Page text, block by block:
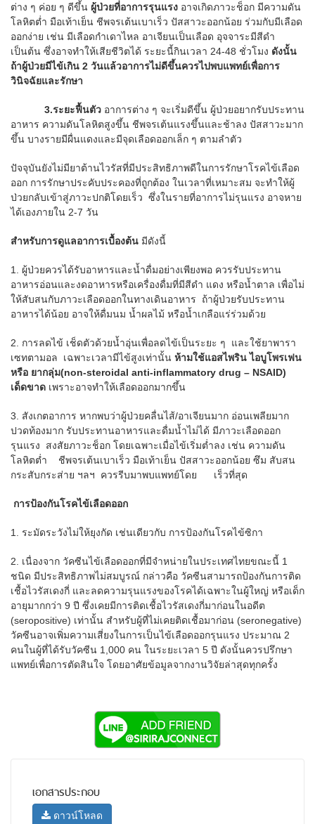
ต่าง ๆ ค่อย ๆ ดีขึ้น ผู้ป่วยที่อาการรุนแรง อาจเกิดภาวะช็อก มีความดัน
โลหิตต่ำ มือเท้าเย็น ชีพจรเต้นเบาเร็ว ปัสสาวะออกน้อย ร่วมกับมีเลือด
ออกง่าย เช่น มีเลือดกำเดาไหล อาเจียนเป็นเลือด อุจจาระมีสีดำ
เป็นต้น ซึ่งอาจทำให้เสียชีวิตได้ ระยะนี้กินเวลา 24-48 ชั่วโมง ดังนั้น
ถ้าผู้ป่วยมีไข้เกิน 2 วันแล้วอาการไม่ดีขึ้นควรไปพบแพทย์เพื่อการ
วินิจฉัยและรักษา
3.ระยะฟื้นตัว อาการต่าง ๆ จะเริ่มดีขึ้น ผู้ป่วยอยากรับประทาน
อาหาร ความดันโลหิตสูงขึ้น ชีพจรเต้นแรงขึ้นและช้าลง ปัสสาวะมาก
ขึ้น บางรายมีผื่นแดงและมีจุดเลือดออกเล็ก ๆ ตามลำตัว
ปัจจุบันยังไม่มียาต้านไวรัสที่มีประสิทธิภาพดีในการรักษาโรคไข้เลือด
ออก การรักษาประคับประคองที่ถูกต้อง ในเวลาที่เหมาะสม จะทำให้ผู้
ป่วยกลับเข้าสู่ภาวะปกติโดยเร็ว ซึ่งในรายที่อาการไม่รุนแรง อาจหาย
ได้เองภายใน 2-7 วัน
สำหรับการดูแลอาการเบื้องต้น มีดังนี้
1. ผู้ป่วยควรได้รับอาหารและนํ้าดื่มอย่างเพียงพอ ควรรับประทาน
อาหารอ่อนและงดอาหารหรือเครื่องดื่มที่มีสีดำ แดง หรือนํ้าตาล เพื่อไม่
ให้สับสนกับภาวะเลือดออกในทางเดินอาหาร ถ้าผู้ป่วยรับประทาน
อาหารได้น้อย อาจให้ดื่มนม นํ้าผลไม้ หรือนํ้าเกลือแร่ร่วมด้วย
2. การลดไข้ เช็ดตัวด้วยน้ำอุ่นเพื่อลดไข้เป็นระยะ ๆ และใช้ยาพารา
เซทตามอล เฉพาะเวลามีไข้สูงเท่านั้น ห้ามใช้แอสไพริน ไอบูโพรเฟน
หรือ ยากลุ่ม(non-steroidal anti-inflammatory drug – NSAID)
เด็ดขาด เพราะอาจทำให้เลือดออกมากขึ้น
3. สังเกตอาการ หากพบว่าผู้ป่วยคลื่นไส้/อาเจียนมาก อ่อนเพลียมาก
ปวดท้องมาก รับประทานอาหารและดื่มน้ำไม่ได้ มีภาวะเลือดออก
รุนแรง สงสัยภาวะช็อก โดยเฉพาะเมื่อไข้เริ่มตํ่าลง เช่น ความดัน
โลหิตต่ำ ชีพจรเต้นเบาเร็ว มือเท้าเย็น ปัสสาวะออกน้อย ซึม สับสน
กระสับกระส่าย ฯลฯ ควรรีบมาพบแพทย์โดย เร็วที่สุด
การป้องกันโรคไข้เลือดออก
1. ระมัดระวังไม่ให้ยุงกัด เช่นเดียวกับ การป้องกันโรคไข้ซิกา
2. เนื่องจาก วัคซีนไข้เลือดออกที่มีจำหน่ายในประเทศไทยขณะนี้ 1
ชนิด มีประสิทธิภาพไม่สมบูรณ์ กล่าวคือ วัคซีนสามารถป้องกันการติด
เชื้อไวรัสเดงกี่ และลดความรุนแรงของโรคได้เฉพาะในผู้ใหญ่ หรือเด็ก
อายุมากกว่า 9 ปี ซึ่งเคยมีการติดเชื้อไวรัสเดงกี่มาก่อนในอดีต
(seropositive) เท่านั้น สำหรับผู้ที่ไม่เคยติดเชื้อมาก่อน (seronegative)
วัคซีนอาจเพิ่มความเสี่ยงในการเป็นไข้เลือดออกรุนแรง ประมาณ 2
คนในผู้ที่ได้รับวัคซีน 1,000 คน ในระยะเวลา 5 ปี ดังนั้นควรปรึกษา
แพทย์เพื่อการตัดสินใจ โดยอาศัยข้อมูลจากงานวิจัยล่าสุดทุกครั้ง
เอกสารประกอบ
ดาวน์โหลด